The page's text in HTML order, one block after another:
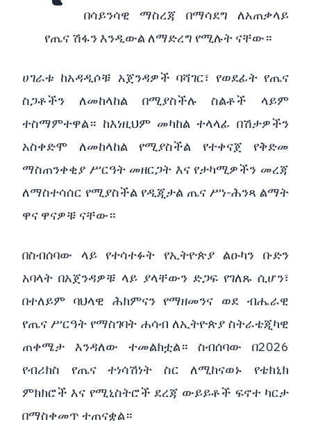
በሳይንሳዊ ማስረጃ በማሳደግ ለአጠቃላይ
የጤና ሽፋን እንዲውል ለማድረግ የሚሉት ናቸው።
ሀገራቱ ከአዳዲሶቹ አጀንዳዎች ባሻገር፣ የወደፊት የጤና
ስጋቶችን ለመከላከል በሚያስችሉ ስልቶች ላይም
ተስማምተዋል። ከእነዚህም መካከል ተላላፊ በሽታዎችን
አስቀድሞ ለመከላከል የሚያስችል የተቀናጀ የቅድመ
ማስጠንቀቂያ ሥርዓት መዘርጋት እና የታካሚዎችን መረጃ
ለማስተሳሰር የሚያስችል የዲጂታል ጤና ሥነ-ሕንጻ ልማት
ዋና ዋናዎቹ ናቸው።
በስብሰባው ላይ የተሳተፉት የኢትዮጵያ ልዑካን ቡድን
አባላት በአጀንዳዎቹ ላይ ያላቸውን ድጋፍ የገለጹ ሲሆን፣
በተለይም ባህላዊ ሕክምናን የማዘመንና ወደ ብሔራዊ
የጤና ሥርዓት የማስገባት ሐሳብ ለኢትዮጵያ ስትራቴጂካዊ
ጠቀሜታ እንዳለው ተመልክቷል። ስብሰባው በ2026
የብሪክስ የጤና ተነሳሽነት ስር ለሚከናወኑ የቴክኒክ
ምክክሮች እና የሚኒስትሮች ደረጃ ውይይቶች ፍኖተ ካርታ
በማስቀመጥ ተጠናቋል።